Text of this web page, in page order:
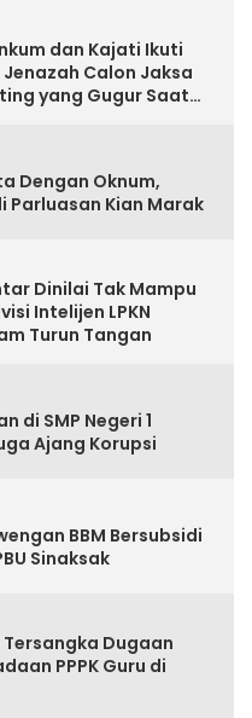
dan Kajati Ikuti
Calon Jaksa
yang Gugur Saat
Dengan Oknum,
Parluasan Kian Marak
Dinilai Tak Mampu
Intelijen LPKN
Turun Tangan
di SMP Negeri 1
Ajang Korupsi
BBM Bersubsidi
Sinaksak
Dugaan
PPPK Guru di